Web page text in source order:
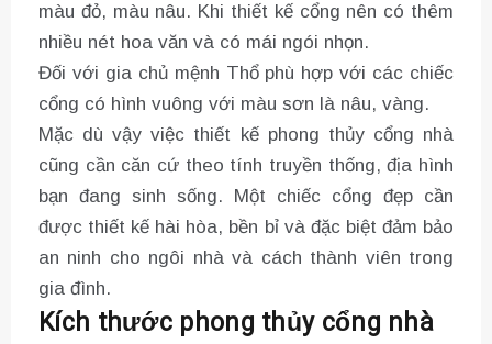
màu đỏ, màu nâu. Khi thiết kế cổng nên có thêm
nhiều nét hoa văn và có mái ngói nhọn.
Đối với gia chủ mệnh Thổ phù hợp với các chiếc
cổng có hình vuông với màu sơn là nâu, vàng.
Mặc dù vậy việc thiết kế phong thủy cổng nhà
cũng cần căn cứ theo tính truyền thống, địa hình
bạn đang sinh sống. Một chiếc cổng đẹp cần
được thiết kế hài hòa, bền bỉ và đặc biệt đảm bảo
an ninh cho ngôi nhà và cách thành viên trong
gia đình.
Kích thước phong thủy cổng nhà